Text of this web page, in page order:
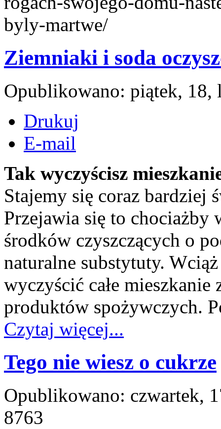
byly-martwe/
Ziemniaki i soda
Opublikowano: piątek,
Drukuj
E-mail
Tak wyczyścisz
Stajemy się coraz bardziej
Przejawia się to chociażby
środków czyszczących o
naturalne substytuty.
wyczyścić całe
produktów spożywczych.
Czytaj więcej...
Tego nie wiesz o cukrze
Opublikowano: czwartek,
8763